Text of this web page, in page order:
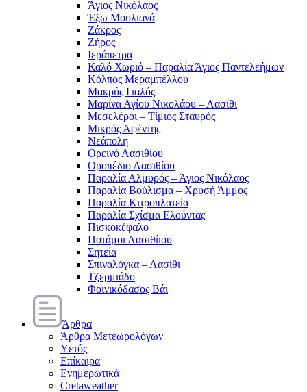
Άγιος Νικόλαος
Έξω Μουλιανά
Ζάκρος
Ζήρος
Ιεράπετρα
Καλό Χωριό – Παραλία Άγιος Παντελεήμων
Κόλπος Μεραμπέλλου
Μακρύς Γιαλός
Μαρίνα Αγίου Νικολάου – Λασίθι
Μεσελέροι – Τίμιος Σταυρός
Μικρός Αφέντης
Νεάπολη
Ορεινό Λασιθίου
Οροπέδιο Λασιθίου
Παραλία Αλμυρός – Άγιος Νικόλαος
Παραλία Βούλισμα – Χρυσή Άμμος
Παραλία Κιτροπλατεία
Παραλία Σχίσμα Ελούντας
Πισκοκέφαλο
Ποτάμοι Λασιθίιου
Σητεία
Σπιναλόγκα – Λασίθι
Τζερμιάδο
Φοινικόδασος Βάι
Άρθρα
Άρθρα Μετεωρολόγων
Υετός
Επίκαιρα
Ενημερωτικά
Cretaweather